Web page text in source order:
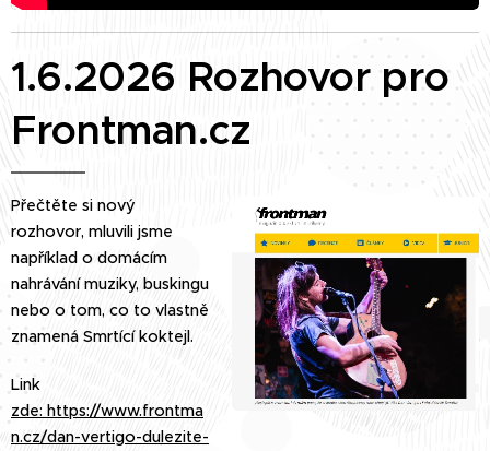
1.6.2026 Rozhovor pro
Frontman.cz
Přečtěte si nový
rozhovor, mluvili jsme
například o domácím
nahrávání muziky, buskingu
nebo o tom, co to vlastně
znamená Smrtící koktejl.
Link
zde: https://www.frontma
n.cz/dan-vertigo-dulezite-